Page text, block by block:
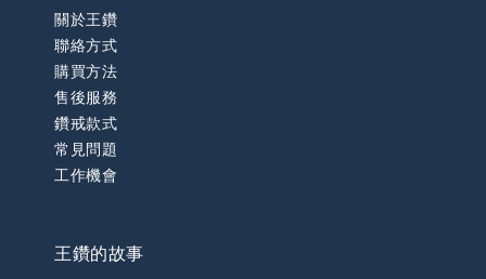
關於王鑽
聯絡方式
購買方法
售後服務
鑽戒款式
常見問題
工作機會
王鑽的故事